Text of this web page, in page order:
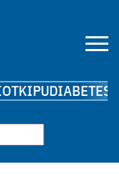
KIPUDIABETES